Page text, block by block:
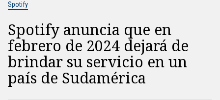
Spotify
Spotify anuncia que en
febrero de 2024 dejará de
brindar su servicio en un
país de Sudamérica